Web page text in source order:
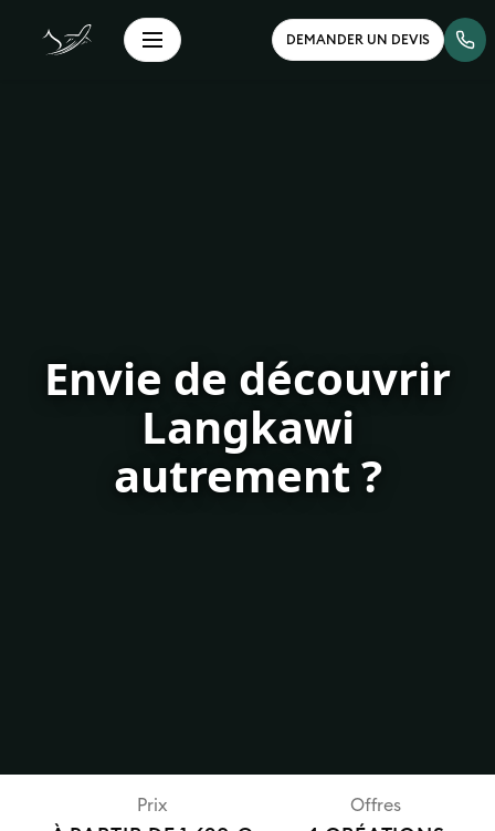
DEMANDER UN DEVIS
Envie de découvrir
Langkawi
autrement ?
Prix Offres